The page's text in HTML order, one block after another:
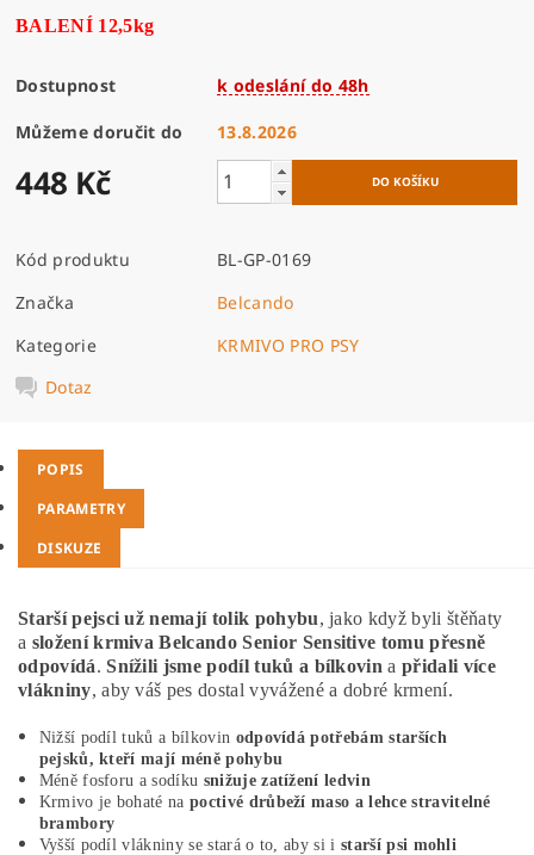
BALENÍ 12,5kg
Dostupnost k odeslání do 48h
Můžeme doručit do 13.8.2026
448 Kč
Kód produktu
BL-GP-0169
Značka
Belcando
Kategorie
KRMIVO PRO PSY
Dotaz
POPIS
PARAMETRY
DISKUZE
Starší pejsci už nemají tolik pohybu, jako když byli štěňaty
a složení krmiva Belcando Senior Sensitive tomu přesně
odpovídá.Snížili jsme podíl tuků a bílkovin apřidali více
vlákniny, aby váš pes dostal vyvážené a dobré krmení.
Nižší podíl tuků a bílkovin odpovídá potřebám starších
pejsků, kteří mají méně pohybu
Méně fosforu a sodíku snižuje zatížení ledvin
Krmivo je bohaté na poctivé drůbeží maso a lehce stravitelné
brambory
Vyšší podíl vlákniny se stará o to, aby si i starší psi mohli